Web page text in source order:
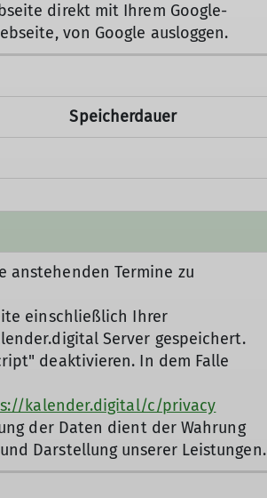
direkt mit Ihrem Google-
von Google ausloggen.
Speicherdauer
anstehenden Termine zu
einschließlich Ihrer
Server gespeichert.
deaktivieren. In dem Falle
kalender.digital/c/privacy
der Daten dient der Wahrung
Darstellung unserer Leistungen.